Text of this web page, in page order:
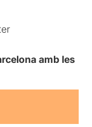
amb les